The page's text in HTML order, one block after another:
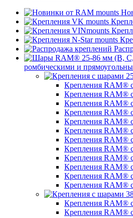
ромбическими и
Крепления RAM®
Крепления RAM®
Крепления RAM®
Крепления RAM®
Крепления RAM®
Крепления RAM®
Крепления RAM®
Крепления RAM®
Крепления RAM®
Крепления RAM®
Крепления RAM®
Крепления RAM®
Крепления RAM®
Крепления RAM®